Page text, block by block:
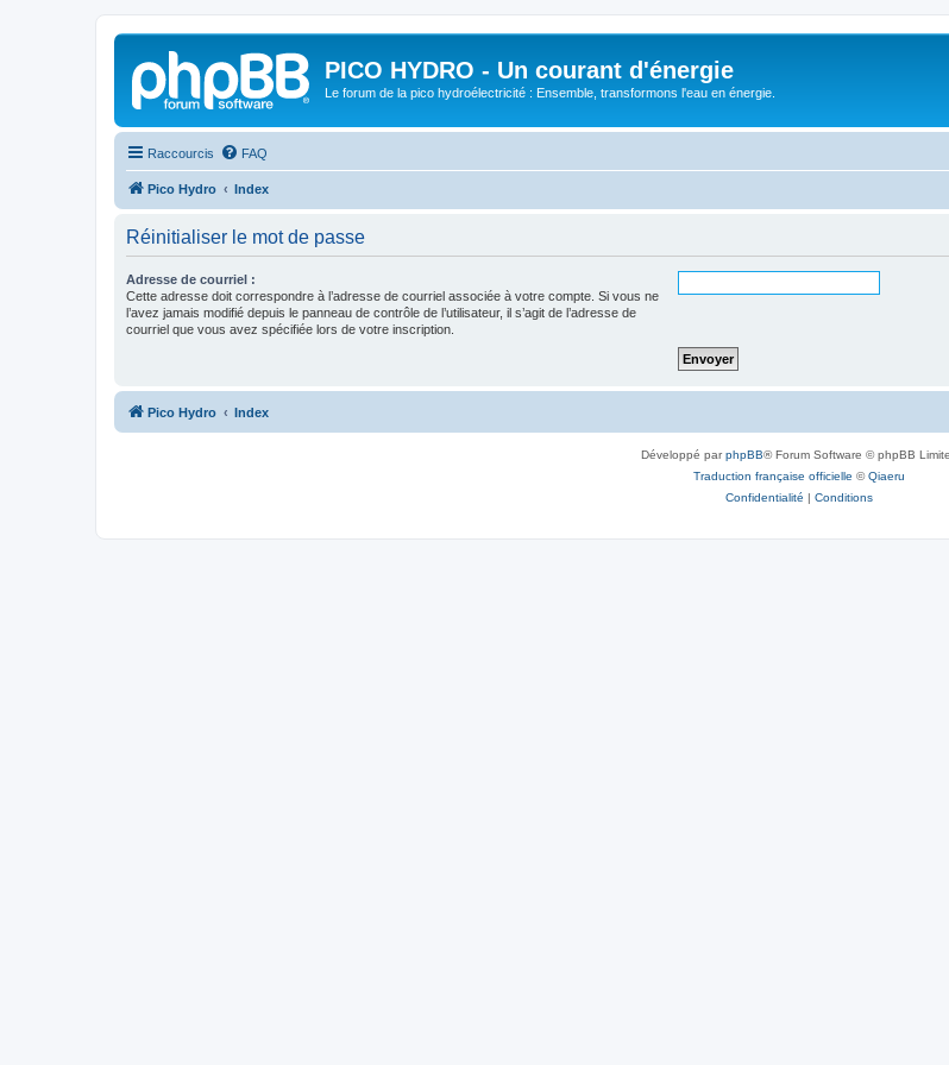
PICO HYDRO - Un courant d'énergie
Le forum de la pico hydroélectricité : Ensemble, transformons l'eau en énergie.
Raccourcis FAQ
Pico Hydro Index
Réinitialiser le mot de passe
Adresse de courriel :
Cette adresse doit correspondre à l’adresse de courriel associée à votre compte. Si vous ne
l’avez jamais modifié depuis le panneau de contrôle de l’utilisateur, il s’agit de l’adresse de
courriel que vous avez spécifiée lors de votre inscription.
Pico Hydro Index
Développé parphpBB® Forum Software © phpBB
Traduction française officielle ©Qiaeru
Confidentialité | Conditions